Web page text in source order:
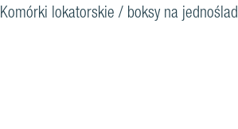
Komórki lokatorskie / boksy na jednoślad